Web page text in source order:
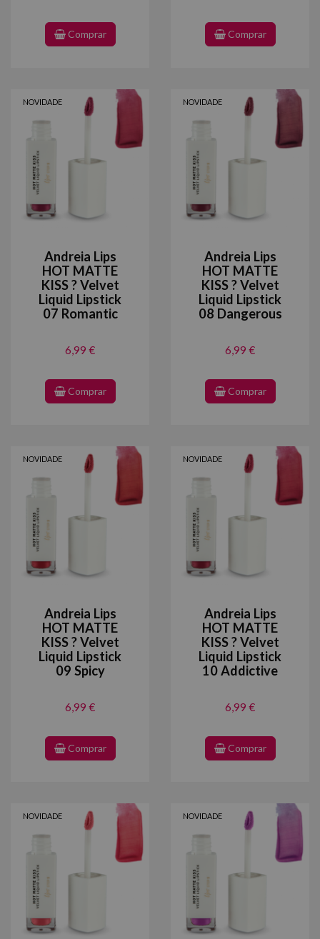
Comprar Comprar
NOVIDADE
Andreia Lips
HOT MATTE
KISS ? Velvet
Liquid Lipstick
07 Romantic
6,99 €
Comprar
NOVIDADE
Andreia Lips
HOT MATTE
KISS ? Velvet
Liquid Lipstick
08 Dangerous
6,99 €
Comprar
NOVIDADE
Andreia Lips
HOT MATTE
KISS ? Velvet
Liquid Lipstick
09 Spicy
6,99 €
Comprar
NOVIDADE
Andreia Lips
HOT MATTE
KISS ? Velvet
Liquid Lipstick
10 Addictive
6,99 €
Comprar
NOVIDADE NOVIDADE